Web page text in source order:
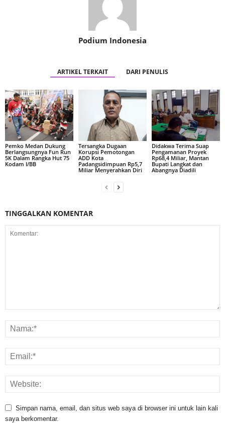
Podium Indonesia
ARTIKEL TERKAIT DARI PENULIS
Pemko Medan Dukung
Berlangsungnya Fun Run
5K Dalam Rangka Hut 75
Kodam I/BB
Tersangka Dugaan
Korupsi Pemotongan
ADD Kota
Padangsidimpuan Rp5,7
Miliar Menyerahkan Diri
Didakwa Terima Suap
Pengamanan Proyek
Rp68,4 Miliar, Mantan
Bupati Langkat dan
Abangnya Diadili
TINGGALKAN KOMENTAR
Simpan nama, email, dan situs web saya di browser ini untuk lain kali
saya berkomentar.